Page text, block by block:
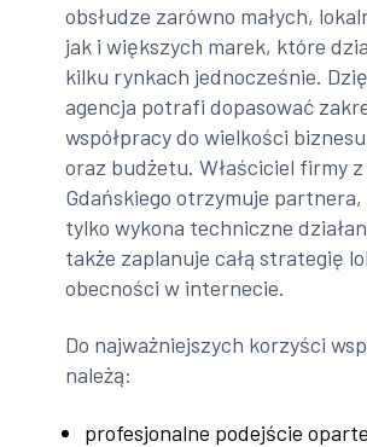
obsłudze zarówno małych,
jak i większych marek, które
kilku rynkach jednocześnie.
agencja potrafi dopasować
współpracy do wielkości
oraz budżetu. Właściciel firmy
Gdańskiego otrzymuje
tylko wykona techniczne
także zaplanuje całą strategię
obecności w internecie.
Do najważniejszych korzyści
należą:
profesjonalne podejście